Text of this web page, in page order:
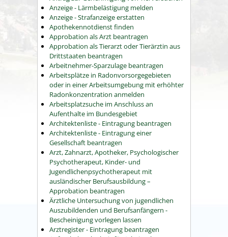
Anzeige - Lärmbelästigung melden
Anzeige - Strafanzeige erstatten
Apothekennotdienst finden
Approbation als Arzt beantragen
Approbation als Tierarzt oder Tierärztin aus
Drittstaaten beantragen
Arbeitnehmer-Sparzulage beantragen
Arbeitsplätze in Radonvorsorgegebieten
oder in einer Arbeitsumgebung mit erhöhter
Radonkonzentration anmelden
Arbeitsplatzsuche im Anschluss an
Aufenthalte im Bundesgebiet
Architektenliste - Eintragung beantragen
Architektenliste - Eintragung einer
Gesellschaft beantragen
Arzt, Zahnarzt, Apotheker, Psychologischer
Psychotherapeut, Kinder- und
Jugendlichenpsychotherapeut mit
ausländischer Berufsausbildung –
Approbation beantragen
Ärztliche Untersuchung von jugendlichen
Auszubildenden und Berufsanfängern -
Bescheinigung vorlegen lassen
Arztregister - Eintragung beantragen